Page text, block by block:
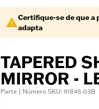
Certifique-se de que a
adapta
TAPERED
MIRROR -
Parte | Número SKU: 91845-03B